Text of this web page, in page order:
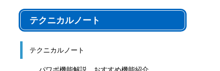
テクニカルノート
テクニカルノート